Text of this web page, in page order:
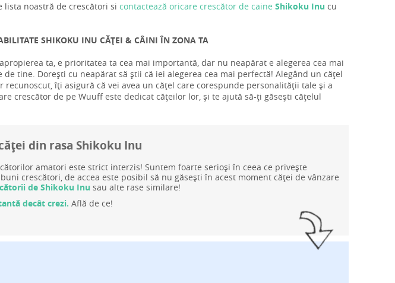
lista noastră de crescători si contactează oricare crescător de caine Shikoku Inu cu
SHIKOKU INU CĂȚEI & CÂINI ÎN ZONA TA
ta, e prioritatea ta cea mai importantă, dar nu neapărat e alegerea cea mai
tine. Dorești cu neapărat să știi că iei alegerea cea mai perfectă! Alegând un cățel
îți asigură că vei avea un cățel care corespunde personalității tale și a
crescător de pe Wuuff este dedicat cățeilor lor, și te ajută să-ți găsești cățelul
din rasa Shikoku Inu
amatori este strict interzis! Suntem foarte serioși în ceea ce privește
crescători, de accea este posibil să nu găsești în acest moment căței de vânzare
de Shikoku Inu sau alte rase similare!
decât crezi. Află de ce!